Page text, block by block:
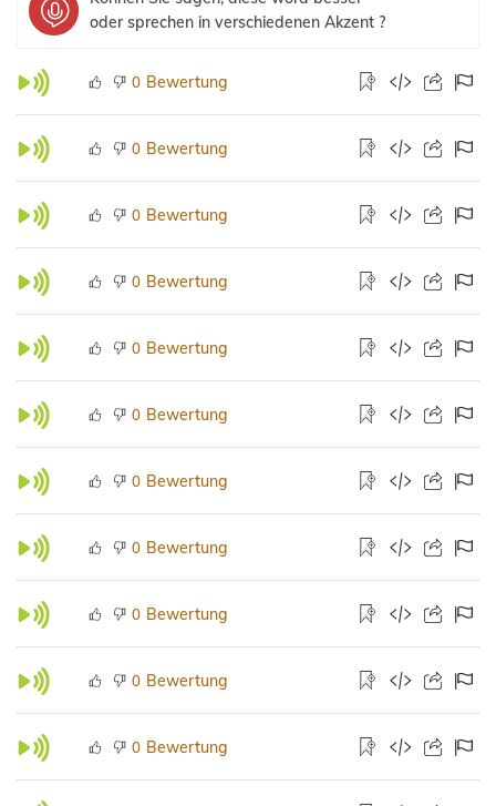
oder sprechen in verschiedenen Akzent ?
0 Bewertung
0 Bewertung
0 Bewertung
0 Bewertung
0 Bewertung
0 Bewertung
0 Bewertung
0 Bewertung
0 Bewertung
0 Bewertung
0 Bewertung